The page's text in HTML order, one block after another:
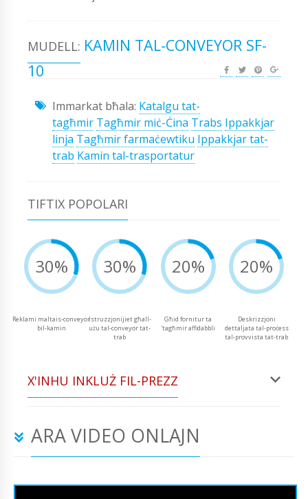
MUDELL: KAMIN TAL-CONVEYOR SF-
10
Immarkat bħala: Katalgu tat-
tagħmir Tagħmir miċ-Ċina Trabs Ippakkjar
linja Tagħmir farmaċewtiku Ippakkjar tat-
trab Kamin tal-trasportatur
TIFTIX POPOLARI
30%
Reklami maltais-conveyor
bil-kamin
30%
Istruzzjonijiet għall-
użu tal-conveyor tat-
trab
20%
Għid fornitur ta
'tagħmir affidabbli
20%
Deskrizzjoni
dettaljata tal-proċess
tal-provvista tat-trab
X'INHU INKLUŻ FIL-PREZZ
ARA VIDEO ONLAJN